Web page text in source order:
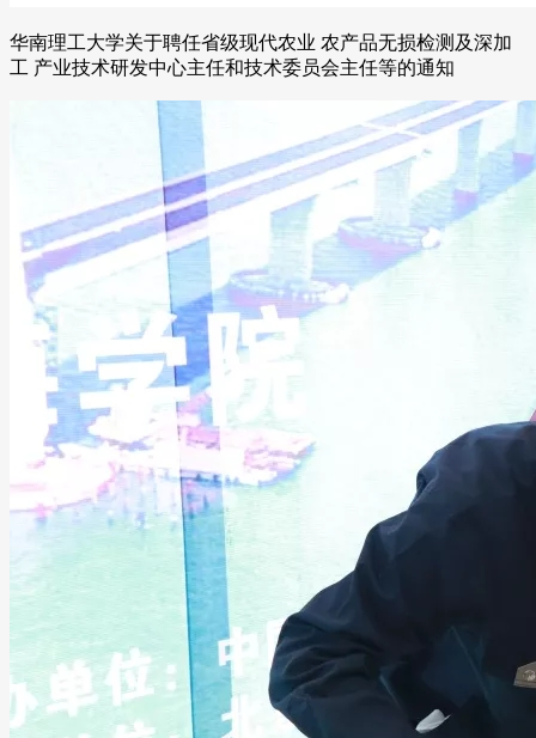
华南理工大学关于聘任省级现代农业 农产品无损检测及深加
工 产业技术研发中心主任和技术委员会主任等的通知